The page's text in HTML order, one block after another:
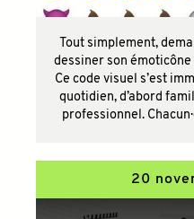
Tout simplement,
dessiner son
Ce code visuel s’est
quotidien, d’abord
professionnel.
20